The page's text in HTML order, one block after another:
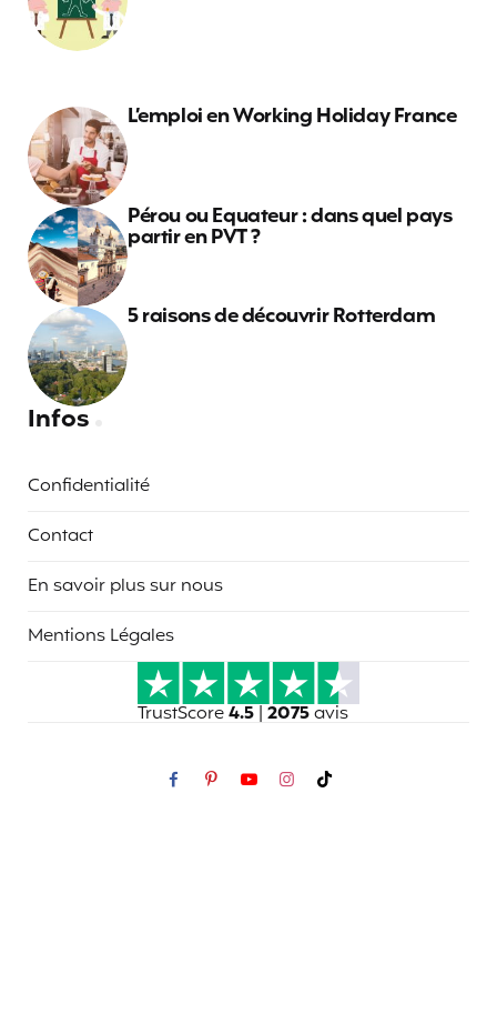
L’emploi en Working Holiday France
Pérou ou Equateur : dans quel pays
partir en PVT ?
5 raisons de découvrir Rotterdam
Infos
Confidentialité
Contact
En savoir plus sur nous
Mentions Légales
TrustScore4.5 | 2075avis